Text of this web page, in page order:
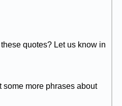
quotes? Let us know in
some more phrases about